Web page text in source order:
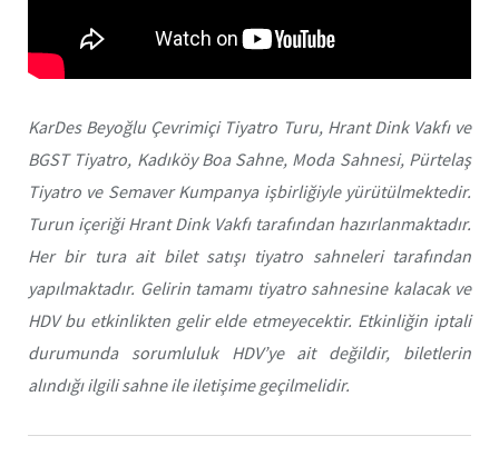
KarDes Beyoğlu Çevrimiçi Tiyatro Turu, Hrant Dink Vakfı ve
BGST Tiyatro, Kadıköy Boa Sahne, Moda Sahnesi, Pürtelaş
Tiyatro ve Semaver Kumpanya işbirliğiyle yürütülmektedir.
Turun içeriği Hrant Dink Vakfı tarafından hazırlanmaktadır.
Her bir tura ait bilet satışı tiyatro sahneleri tarafından
yapılmaktadır. Gelirin tamamı tiyatro sahnesine kalacak ve
HDV bu etkinlikten gelir elde etmeyecektir. Etkinliğin iptali
durumunda sorumluluk HDV’ye ait değildir, biletlerin
alındığı ilgili sahne ile iletişime geçilmelidir.